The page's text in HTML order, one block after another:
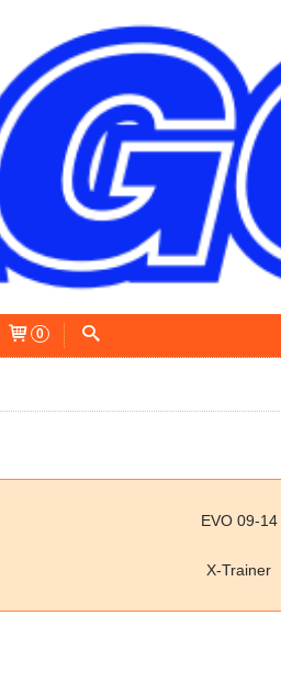
0
EVO 09-14
X-Trainer